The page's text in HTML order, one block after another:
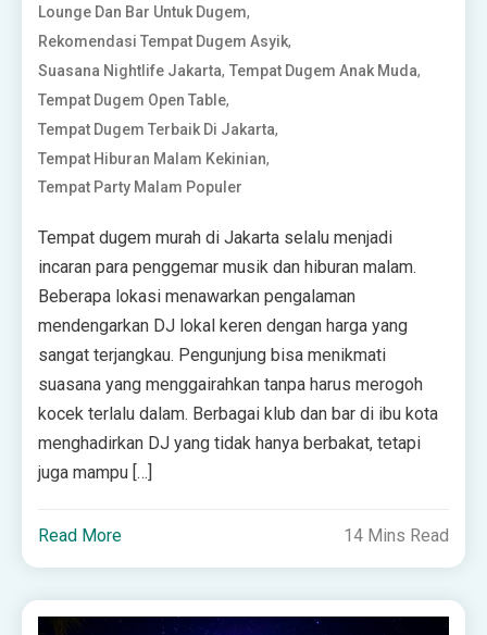
Lounge Dan Bar Untuk Dugem,
Rekomendasi Tempat Dugem Asyik,
Suasana Nightlife Jakarta,Tempat Dugem Anak Muda,
Tempat Dugem Open Table,
Tempat Dugem Terbaik Di Jakarta,
Tempat Hiburan Malam Kekinian,
Tempat Party Malam Populer
Tempat dugem murah di Jakarta selalu menjadi
incaran para penggemar musik dan hiburan malam.
Beberapa lokasi menawarkan pengalaman
mendengarkan DJ lokal keren dengan harga yang
sangat terjangkau. Pengunjung bisa menikmati
suasana yang menggairahkan tanpa harus merogoh
kocek terlalu dalam. Berbagai klub dan bar di ibu kota
menghadirkan DJ yang tidak hanya berbakat, tetapi
juga mampu […]
Read More 14 Mins Read